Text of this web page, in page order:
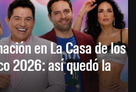
en La Casa de los
2026: así quedó la